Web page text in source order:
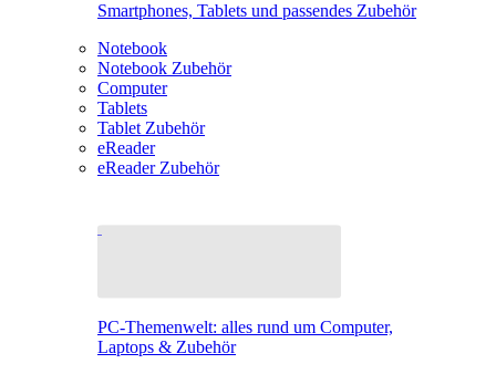
Smartphones, Tablets und passendes Zubehör
Notebook
Notebook Zubehör
Computer
Tablets
Tablet Zubehör
eReader
eReader Zubehör
PC-Themenwelt: alles rund um Computer,
Laptops & Zubehör